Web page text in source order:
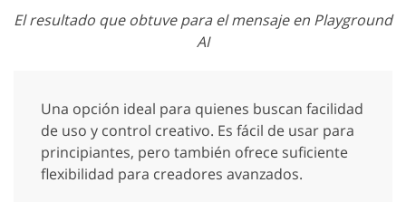
El resultado que obtuve para el mensaje en Playground
AI
Una opción ideal para quienes buscan facilidad
de uso y control creativo. Es fácil de usar para
principiantes, pero también ofrece suficiente
flexibilidad para creadores avanzados.